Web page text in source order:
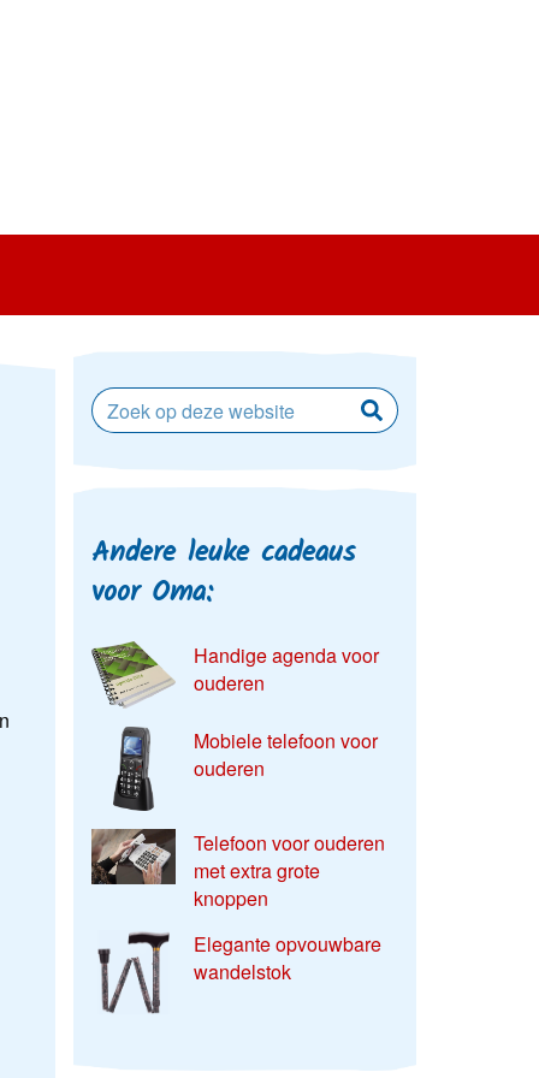
Andere leuke cadeaus
voor Oma:
Handige agenda voor
ouderen
Mobiele telefoon voor
ouderen
Telefoon voor ouderen
met extra grote
knoppen
Elegante opvouwbare
wandelstok